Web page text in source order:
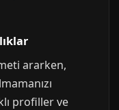
ararken,
profiller ve